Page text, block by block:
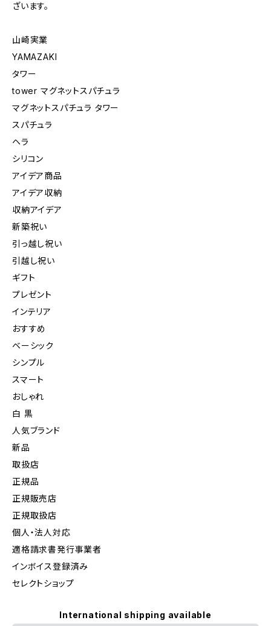
ざいます。
山崎実業
YAMAZAKI
タワー
tower マグネットスパチュラ
マグネットスパチュラ タワー
スパチュラ
ヘラ
シリコン
アイデア商品
アイデア収納
収納アイデア
新築祝い
引っ越し祝い
引越し祝い
ギフト
プレゼント
インテリア
おすすめ
ベーシック
シンプル
スマート
おしゃれ
白 黒
人気ブランド
新品
取扱店
正規品
正規販売店
正規取扱店
個人・法人対応
適格請求書発行事業者
インボイス登録済み
セレクトショップ
International shipping available